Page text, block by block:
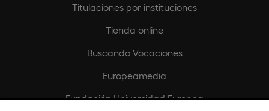
Titulaciones por instituciones
Tienda online
Buscando Vocaciones
Europeamedia
Fundación Universidad Europea